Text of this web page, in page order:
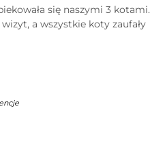
się naszymi 3 kotami.
a wszystkie koty zaufały